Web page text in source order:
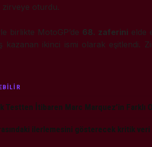
oturdu.
birlikte MotoGP’de 68. zaferini elde
kazanan ikinci ismi olarak eşitlendi.
Testten İtibaren Marc Marquez’in Farklı
ilerlemesini gösterecek kritik veri